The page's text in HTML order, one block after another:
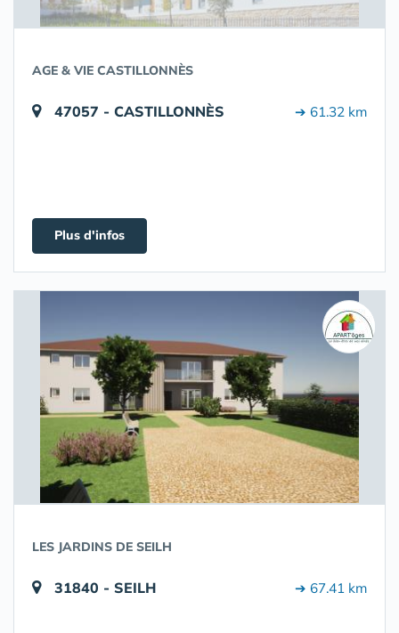
AGE & VIE CASTILLONNÈS
47057 - CASTILLONNÈS ➔ 61.32 km
Plus d'infos
LES JARDINS DE SEILH
31840 - SEILH ➔ 67.41 km